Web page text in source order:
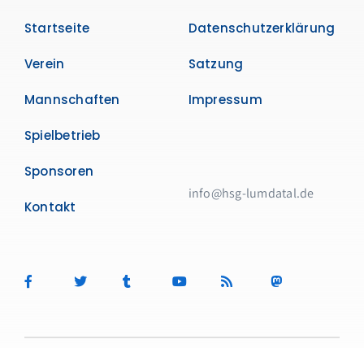
Startseite
Verein
Mannschaften
Spielbetrieb
Sponsoren
Kontakt
Datenschutzerklärung
Satzung
Impressum
info@hsg-lumdatal.de